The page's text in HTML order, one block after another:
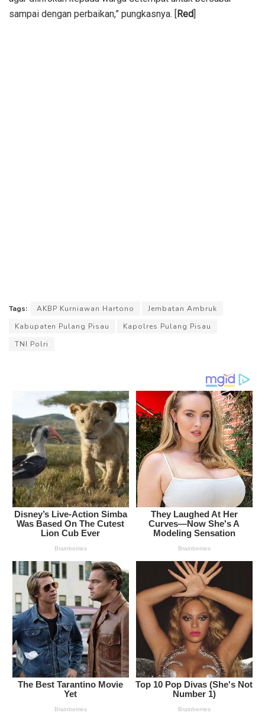
sampai dengan perbaikan,” pungkasnya. [Red]
Tags: AKBP Kurniawan Hartono
Jembatan Ambruk
Kabupaten Pulang Pisau
Kapolres Pulang Pisau
TNI Polri